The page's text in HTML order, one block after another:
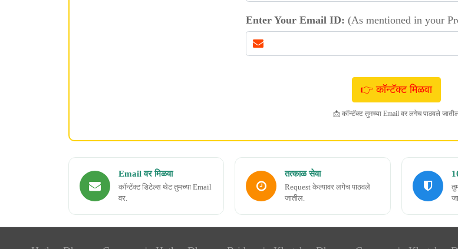
Enter Your Email ID: (As mentioned in your
📩 कॉन्टॅक्ट तुमच्या Email वर लगेच पाठवले
Email वर मिळवा
कॉन्टॅक्ट डिटेल्स थेट तुमच्या Email
वर.
तत्काळ सेवा
Request केल्यावर लगेच पाठवले
जातील.